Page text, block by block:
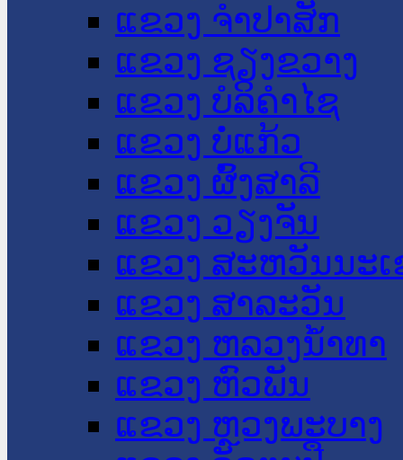
ແຂວງ ຈໍາປາສັກ
ແຂວງ ຊຽງຂວາງ
ແຂວງ ບໍລິຄໍາໄຊ
ແຂວງ ບໍ່ແກ້ວ
ແຂວງ ຜົ້ງສາລີ
ແຂວງ ວຽງຈັນ
ແຂວງ ສະຫວັນນະ
ແຂວງ ສາລະວັນ
ແຂວງ ຫລວງນໍ້າທາ
ແຂວງ ຫົວພັນ
ແຂວງ ຫຼວງພະບາງ